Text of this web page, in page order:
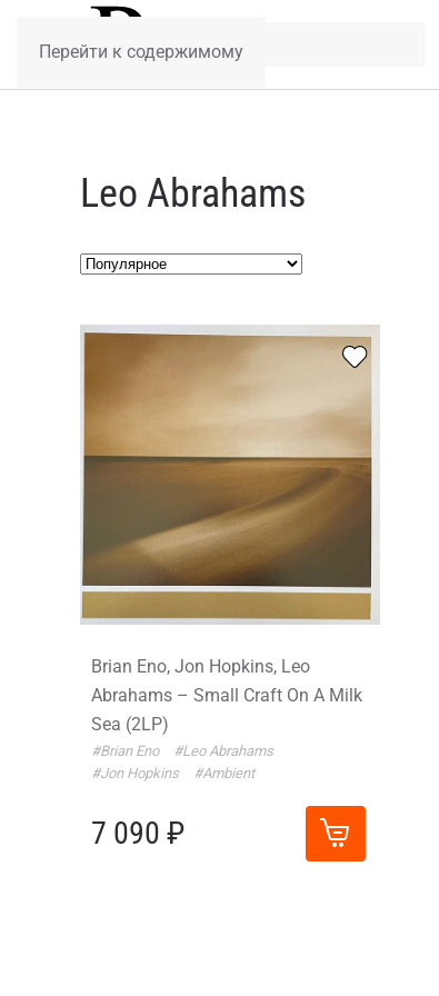
Перейти к содержимому
Leo Abrahams
Brian Eno, Jon Hopkins, Leo
Abrahams – Small Craft On A Milk
Sea (2LP)
#Brian Eno
#Leo Abrahams
#Jon Hopkins
#Ambient
7 090 ₽